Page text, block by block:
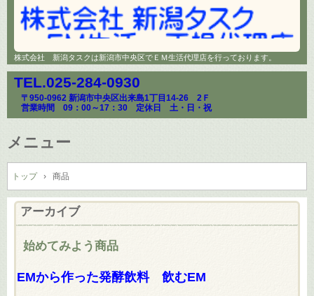
株式会社 新潟タスクは新潟市中央区でＥＭ生活代理店を行っております。
TEL.025-284-0930
〒950-0962 新潟市中央区出来島1丁目14-26 2Ｆ
営業時間 09：00～17：30 定休日 土・日・祝
メニュー
コ
ン
テ
ン
トップ › 商品
アーカイブ
始めてみよう商品
EMから作った発酵飲料 飲むEM